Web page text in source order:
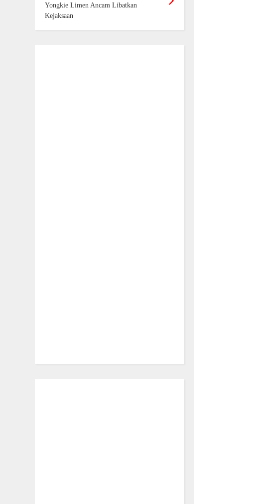
Yongkie Limen Ancam Libatkan
Kejaksaan